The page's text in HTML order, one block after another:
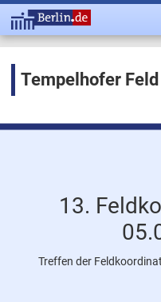
Tempelhofer Feld
13.
Treffen der